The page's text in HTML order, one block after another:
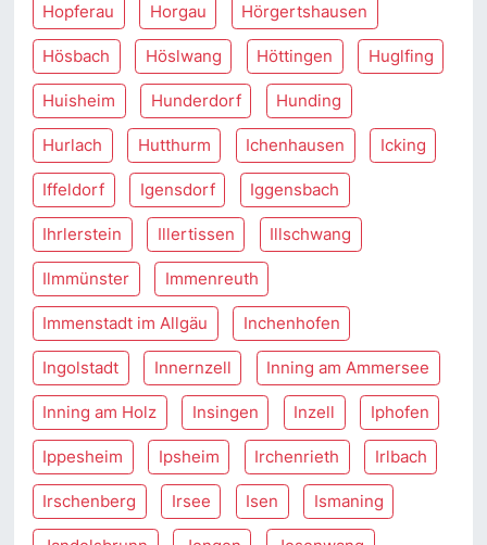
Hopferau Horgau Hörgertshausen
Hösbach Höslwang Höttingen Huglfing
Huisheim Hunderdorf Hunding
Hurlach Hutthurm Ichenhausen Icking
Iffeldorf Igensdorf Iggensbach
Ihrlerstein Illertissen Illschwang
Ilmmünster Immenreuth
Immenstadt im Allgäu Inchenhofen
Ingolstadt Innernzell Inning am Ammersee
Inning am Holz Insingen Inzell Iphofen
Ippesheim Ipsheim Irchenrieth Irlbach
Irschenberg Irsee Isen Ismaning